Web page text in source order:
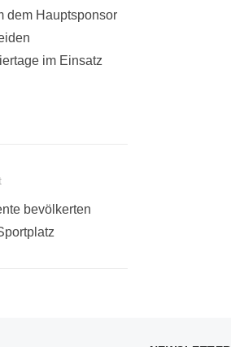
dem Hauptsponsor
im Einsatz
bevölkerten